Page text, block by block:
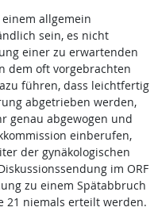
allgemein
sein, es nicht
einer zu erwartenden
dem oft vorgebrachten
führen, dass leichtfertig
abgetrieben werden,
genau abgewogen und
einberufen,
der gynäkologischen
im ORF
zu einem Spätabbruch
21 niemals erteilt werden.